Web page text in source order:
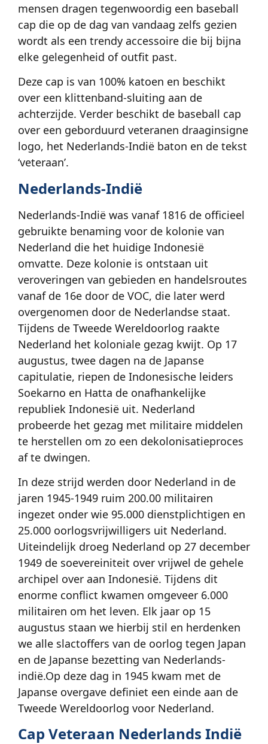
mensen dragen tegenwoordig een baseball
cap die op de dag van vandaag zelfs gezien
wordt als een trendy accessoire die bij bijna
elke gelegenheid of outfit past.
Deze cap is van 100% katoen en beschikt
over een klittenband-sluiting aan de
achterzijde. Verder beschikt de baseball cap
over een geborduurd veteranen draaginsigne
logo, het Nederlands-Indië baton en de tekst
‘veteraan’.
Nederlands-Indië
Nederlands-Indië was vanaf 1816 de officieel
gebruikte benaming voor de kolonie van
Nederland die het huidige Indonesië
omvatte. Deze kolonie is ontstaan uit
veroveringen van gebieden en handelsroutes
vanaf de 16e door de VOC, die later werd
overgenomen door de Nederlandse staat.
Tijdens de Tweede Wereldoorlog raakte
Nederland het koloniale gezag kwijt. Op 17
augustus, twee dagen na de Japanse
capitulatie, riepen de Indonesische leiders
Soekarno en Hatta de onafhankelijke
republiek Indonesië uit. Nederland
probeerde het gezag met militaire middelen
te herstellen om zo een dekolonisatieproces
af te dwingen.
In deze strijd werden door Nederland in de
jaren 1945-1949 ruim 200.00 militairen
ingezet onder wie 95.000 dienstplichtigen en
25.000 oorlogsvrijwilligers uit Nederland.
Uiteindelijk droeg Nederland op 27 december
1949 de soevereiniteit over vrijwel de gehele
archipel over aan Indonesië. Tijdens dit
enorme conflict kwamen omgeveer 6.000
militairen om het leven. Elk jaar op 15
augustus staan we hierbij stil en herdenken
we alle slactoffers van de oorlog tegen Japan
en de Japanse bezetting van Nederlands-
indië.Op deze dag in 1945 kwam met de
Japanse overgave definiet een einde aan de
Tweede Wereldoorlog voor Nederland.
Cap Veteraan Nederlands Indië